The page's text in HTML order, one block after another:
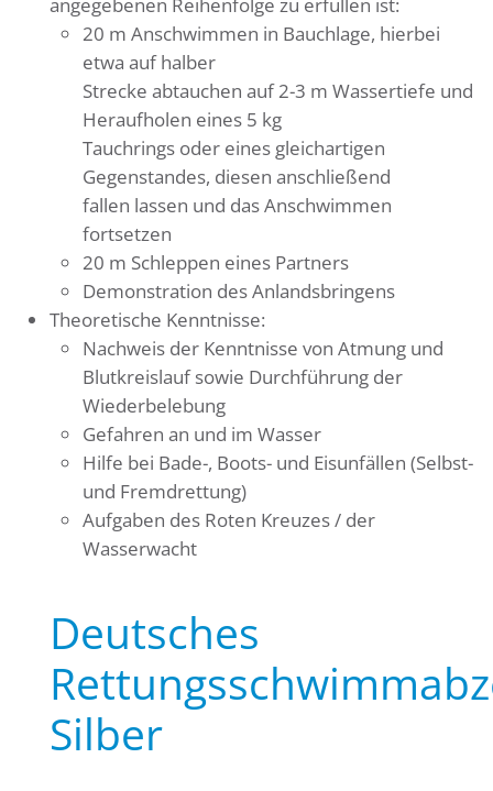
20 m Anschwimmen in Bauchlage, hierbei
etwa auf halber
Strecke abtauchen auf 2-3 m Wassertiefe und
Heraufholen eines 5 kg
Tauchrings oder eines gleichartigen
Gegenstandes, diesen anschließend
fallen lassen und das Anschwimmen
fortsetzen
20 m Schleppen eines Partners
Demonstration des Anlandsbringens
Theoretische Kenntnisse:
Nachweis der Kenntnisse von Atmung und
Blutkreislauf sowie Durchführung der
Wiederbelebung
Gefahren an und im Wasser
Hilfe bei Bade-, Boots- und Eisunfällen (Selbst-
und Fremdrettung)
Aufgaben des Roten Kreuzes / der
Wasserwacht
Deutsches
Silber